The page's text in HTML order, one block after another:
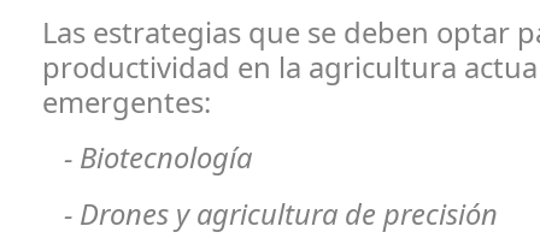
Las estrategias que se deben optar
productividad en la agricultura
emergentes:
- Biotecnología
- Drones y agricultura de precisión